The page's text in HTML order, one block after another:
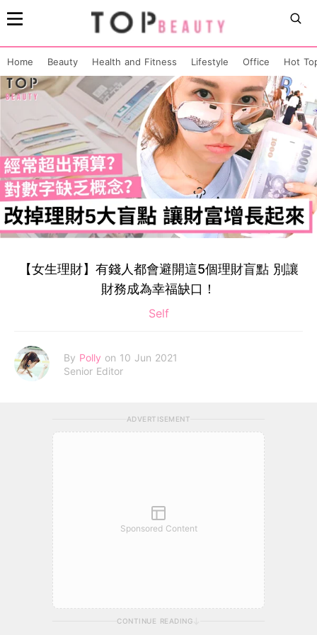
Home Beauty Health and Fitness Lifestyle Office Hot
【女生理財】有錢人都會避開這5個理財盲點 別讓
財務成為幸福缺口！
Self
By Polly on 10 Jun 2021
Senior Editor
ADVERTISEMENT
Sponsored Content
CONTINUE READING